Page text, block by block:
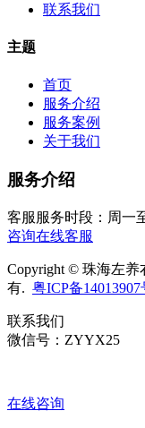
联系我们
主题
首页
服务介绍
服务案例
关于我们
服务介绍
客服服务时段：周一
咨询在线客服
Copyright © 珠海左
有. 粤ICP备14013907
联系我们
微信号：ZYYX25
在线咨询